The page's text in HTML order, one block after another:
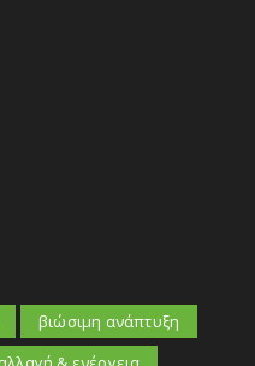
βιώσιμη ανάπτυξη